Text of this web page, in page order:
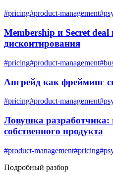
#pricing#product-management#
Membership и Secret
дисконтирования
#pricing#product-management#
Апгрейд как фрейминг
#pricing#product-management#
Ловушка разработчика:
собственного продукта
#product-management#pricing#
Подробный разбор